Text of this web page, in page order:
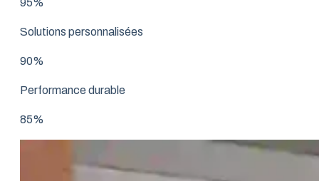
95%
Solutions personnalisées
90%
Performance durable
85%